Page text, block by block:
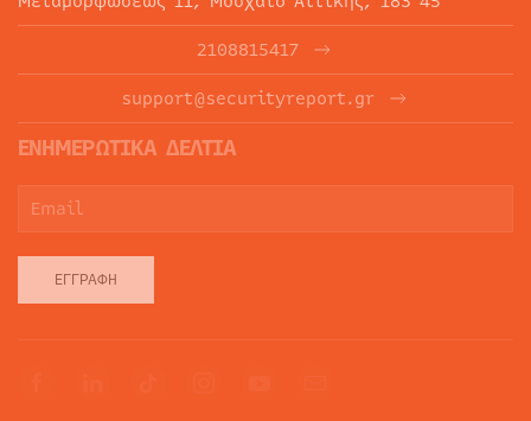
2108815417
support@securityreport.gr
ΕΝΗΜΕΡΩΤΙΚΑ ΔΕΛΤΙΑ
ΕΓΓΡΑΦΉ